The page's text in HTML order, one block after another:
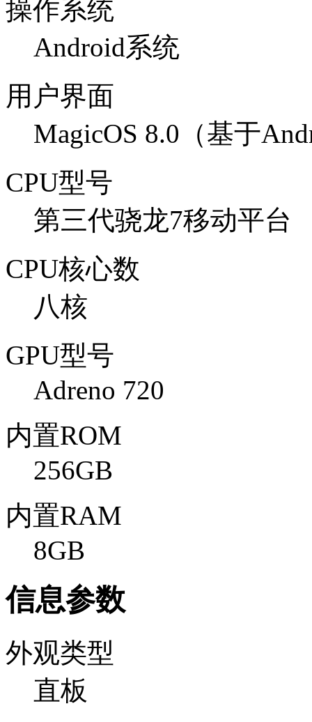
操作系统
Android系统
用户界面
MagicOS 8.0（基于
CPU型号
第三代骁龙7移动平台
CPU核心数
八核
GPU型号
Adreno 720
内置ROM
256GB
内置RAM
8GB
信息参数
外观类型
直板